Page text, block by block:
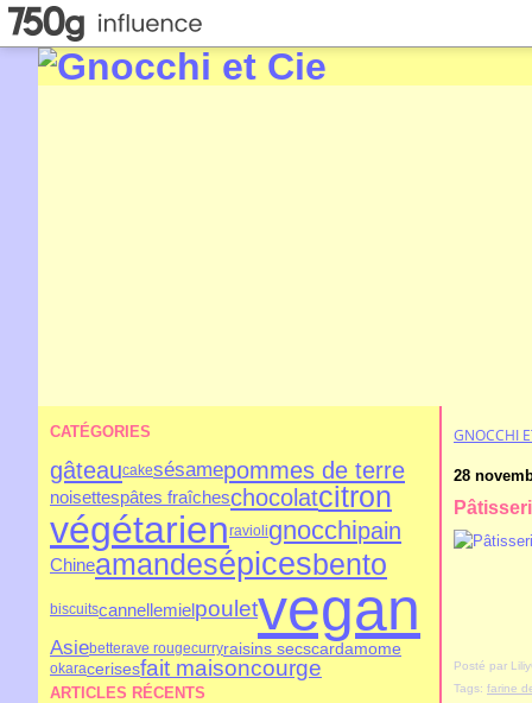
CATÉGORIES
gâteaucakesésamepommes de terre
noisettespâtes fraîcheschocolatcitron
végétarienraviolignocchipain
Chineamandesépicesbento
biscuitscannellemielpouletvegan
Asiebetterave rougecurryraisins secscardamome
okaracerisesfait maisoncourge
ARTICLES RÉCENTS
GNOCCHI
28
Posté par
Tags: farine